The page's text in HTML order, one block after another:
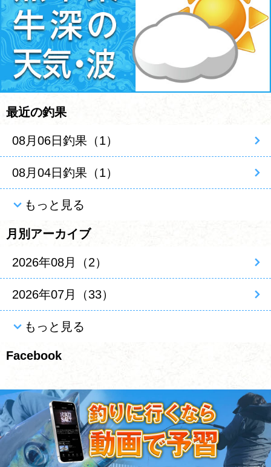
最近の釣果
08月06日釣果（1）
08月04日釣果（1）
もっと見る
月別アーカイブ
2026年08月（2）
2026年07月（33）
もっと見る
Facebook